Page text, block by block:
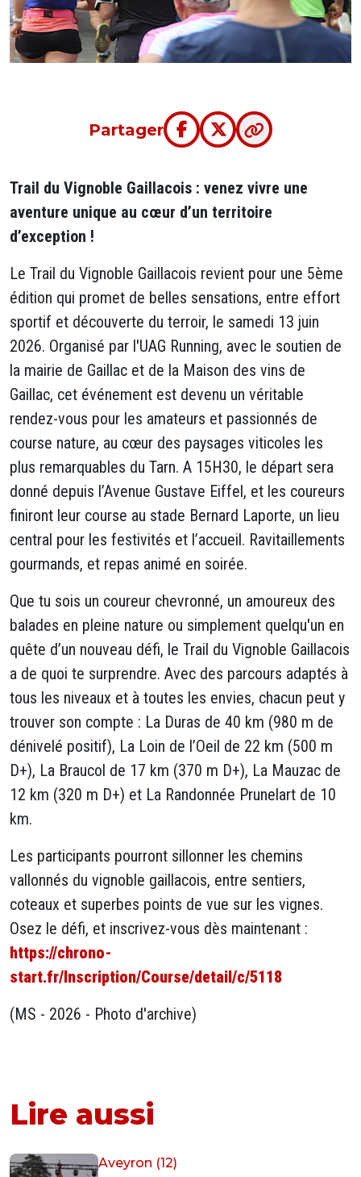
Partager
Trail du Vignoble Gaillacois : venez vivre une
aventure unique au cœur d’un territoire
d’exception !
Le Trail du Vignoble Gaillacois revient pour une 5ème
édition qui promet de belles sensations, entre effort
sportif et découverte du terroir, le samedi 13 juin
2026. Organisé par l'UAG Running, avec le soutien de
la mairie de Gaillac et de la Maison des vins de
Gaillac, cet événement est devenu un véritable
rendez-vous pour les amateurs et passionnés de
course nature, au cœur des paysages viticoles les
plus remarquables du Tarn. A 15H30, le départ sera
donné depuis l’Avenue Gustave Eiffel, et les coureurs
finiront leur course au stade Bernard Laporte, un lieu
central pour les festivités et l’accueil. Ravitaillements
gourmands, et repas animé en soirée.
Que tu sois un coureur chevronné, un amoureux des
balades en pleine nature ou simplement quelqu'un en
quête d’un nouveau défi, le Trail du Vignoble Gaillacois
a de quoi te surprendre. Avec des parcours adaptés à
tous les niveaux et à toutes les envies, chacun peut y
trouver son compte : La Duras de 40 km (980 m de
dénivelé positif), La Loin de l’Oeil de 22 km (500 m
D+), La Braucol de 17 km (370 m D+), La Mauzac de
12 km (320 m D+) et La Randonnée Prunelart de 10
km.
Les participants pourront sillonner les chemins
vallonnés du vignoble gaillacois, entre sentiers,
coteaux et superbes points de vue sur les vignes.
Osez le défi, et inscrivez-vous dès maintenant :
https://chrono-
start.fr/Inscription/Course/detail/c/5118
(MS - 2026 - Photo d'archive)
Lire aussi
Aveyron (12)